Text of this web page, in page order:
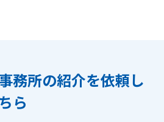
務所の紹介を依頼し
ら